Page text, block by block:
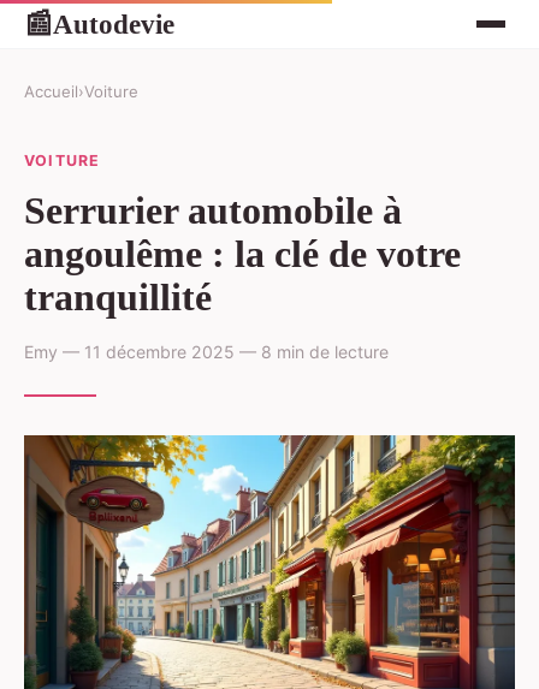
📰Autodevie
Accueil›Voiture
VOITURE
Serrurier automobile à
angoulême : la clé de votre
tranquillité
Emy — 11 décembre 2025 — 8 min de lecture